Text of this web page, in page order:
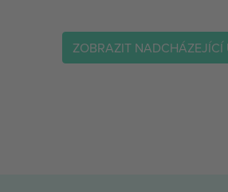
ZOBRAZIT NADCHÁZEJÍCÍ